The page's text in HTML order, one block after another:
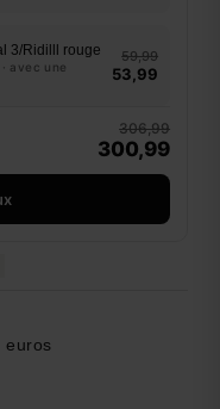
3/Ridilll rouge
avec une
59,99
53,99
306,99
300,99
euros